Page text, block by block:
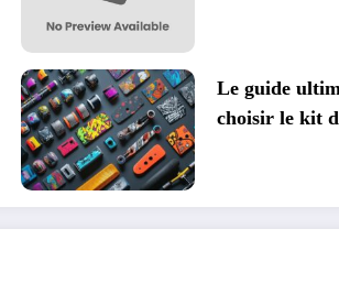
Le guide
choisir le kit